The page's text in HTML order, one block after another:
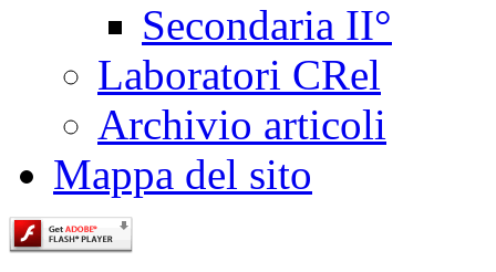
Secondaria II°
Laboratori CRel
Archivio articoli
Mappa del sito